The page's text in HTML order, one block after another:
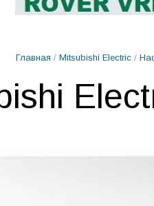
Главная / Mitsubishi Electric/